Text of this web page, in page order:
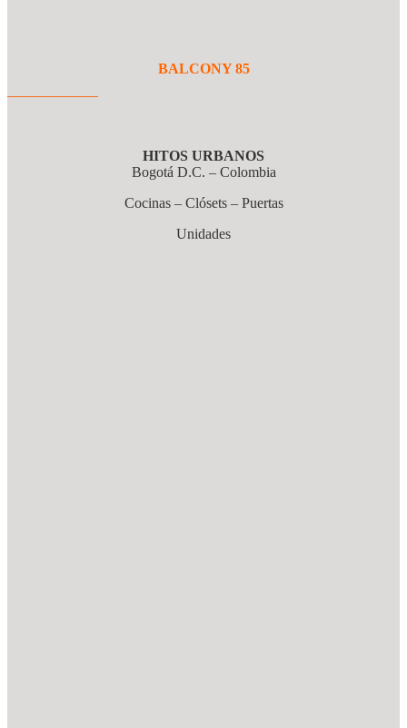
BALCONY 85
HITOS URBANOS
Bogotá D.C. – Colombia
Cocinas – Clósets – Puertas
Unidades